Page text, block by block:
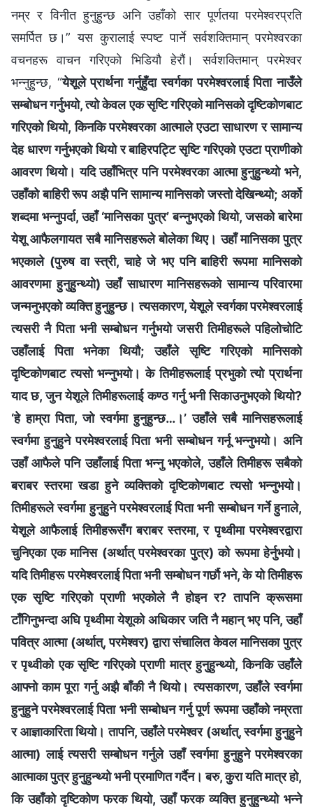
नम्र र विनीत हुनुहुन्छ अनि उहाँको सार पूर्णतया परमेश्‍वरप्रति
समर्पित छ।” यस कुरालाई स्पष्ट पार्ने सर्वशक्तिमान् परमेश्‍वरका
वचनहरू वाचन गरिएको भिडियौ हेरौं। सर्वशक्तिमान्‌ परमेश्‍वर
भन्नुहुन्छ, “येशूले प्रार्थना गर्नुहुँदा स्वर्गका परमेश्‍वरलाई पिता नाउँले
सम्बोधन गर्नुभयो, त्यो केवल एक सृष्टि गरिएको मानिसको दृष्टिकोणबाट
गरिएको थियो, किनकि परमेश्‍वरका आत्माले एउटा साधारण र सामान्य
देह धारण गर्नुभएको थियो र बाहिरपट्टि सृष्टि गरिएको एउटा प्राणीको
आवरण थियो। यदि उहाँभित्र पनि परमेश्‍वरका आत्मा हुनुहुन्थ्यो भने,
उहाँको बाहिरी रूप अझै पनि सामान्य मानिसको जस्तो देखिन्थ्यो; अर्को
शब्दमा भन्नुपर्दा, उहाँ ‘मानिसका पुत्र’ बन्नुभएको थियो, जसको बारेमा
येशू आफैलगायत सबै मानिसहरूले बोलेका थिए। उहाँ मानिसका पुत्र
भएकाले (पुरुष वा स्त्री, चाहे जे भए पनि बाहिरी रूपमा मानिसको
आवरणमा हुनुहुन्थ्यो) उहाँ साधारण मानिसहरूको सामान्य परिवारमा
जन्‍मनुभएको व्यक्ति हुनुहुन्छ। त्यसकारण, येशूले स्वर्गका परमेश्‍वरलाई
त्यसरी नै पिता भनी सम्बोधन गर्नुभयो जसरी तिमीहरूले पहिलोचोटि
उहाँलाई पिता भनेका थियौ; उहाँले सृष्टि गरिएको मानिसको
दृष्टिकोणबाट त्यसो भन्नुभयो। के तिमीहरूलाई प्रभुको त्यो प्रार्थना
याद छ, जुन येशूले तिमीहरूलाई कण्ठ गर्नु भनी सिकाउनुभएको थियो?
‘हे हाम्रा पिता, जो स्वर्गमा हुनुहुन्छ…।’ उहाँले सबै मानिसहरूलाई
स्वर्गमा हुनुहुने परमेश्‍वरलाई पिता भनी सम्बोधन गर्नू भन्नुभयो। अनि
उहाँ आफैले पनि उहाँलाई पिता भन्नु भएकोले, उहाँले तिमीहरू सबैको
बराबर स्तरमा खडा हुने व्यक्तिको दृष्टिकोणबाट त्यसो भन्नुभयो।
तिमीहरूले स्वर्गमा हुनुहुने परमेश्‍वरलाई पिता भनी सम्बोधन गर्ने हुनाले,
येशूले आफैलाई तिमीहरूसँग बराबर स्तरमा, र पृथ्वीमा परमेश्‍वरद्वारा
चुनिएका एक मानिस (अर्थात् परमेश्‍वरका पुत्र) को रूपमा हेर्नुभयो।
यदि तिमीहरू परमेश्‍वरलाई पिता भनी सम्बोधन गर्छौ भने, के यो तिमीहरू
एक सृष्टि गरिएको प्राणी भएकोले नै होइन र? तापनि क्रूसमा
टाँगिनुभन्दा अघि पृथ्वीमा येशूको अधिकार जति नै महान् भए पनि, उहाँ
पवित्र आत्मा (अर्थात्, परमेश्‍वर) द्वारा संचालित केवल मानिसका पुत्र
र पृथ्वीको एक सृष्टि गरिएको प्राणी मात्र हुनुहुन्थ्यो, किनकि उहाँले
आफ्नो काम पूरा गर्नु अझै बाँकी नै थियो। त्यसकारण, उहाँले स्वर्गमा
हुनुहुने परमेश्‍वरलाई पिता भनी सम्बोधन गर्नु पूर्ण रूपमा उहाँको नम्रता
र आज्ञाकारिता थियो। तापनि, उहाँले परमेश्‍वर (अर्थात्, स्वर्गमा हुनुहुने
आत्मा) लाई त्यसरी सम्बोधन गर्नुले उहाँ स्वर्गमा हुनुहुने परमेश्‍वरका
आत्माका पुत्र हुनुहुन्थ्यो भनी प्रमाणित गर्दैन। बरु, कुरा यति मात्र हो,
कि उहाँको दृष्टिकोण फरक थियो, उहाँ फरक व्यक्ति हुनुहुन्थ्यो भन्ने